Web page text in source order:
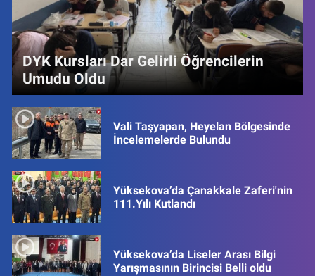
DYK Kursları Dar Gelirli Öğrencilerin
Umudu Oldu
Vali Taşyapan, Heyelan Bölgesinde
İncelemelerde Bulundu
Yüksekova’da Çanakkale Zaferi'nin
111.Yılı Kutlandı
Yüksekova’da Liseler Arası Bilgi
Yarışmasının Birincisi Belli oldu